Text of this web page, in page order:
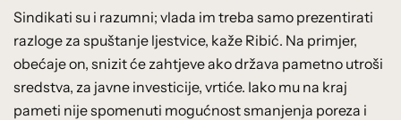
Sindikati su i razumni; vlada im treba samo prezentirati
razloge za spuštanje ljestvice, kaže Ribić. Na primjer,
obećaje on, snizit će zahtjeve ako država pametno utroši
sredstva, za javne investicije, vrtiće. Iako mu na kraj
pameti nije spomenuti mogućnost smanjenja poreza i